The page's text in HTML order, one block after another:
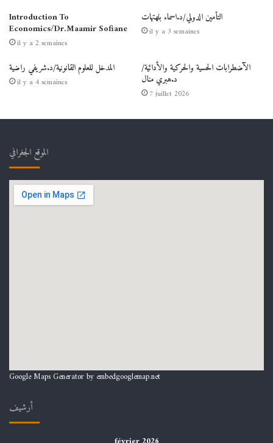
Introduction To
Economics/Dr.Maamir Sofiane
il y a 2 semaines
التأمين الدولي/د.اسماء بلهتهات
il y a 3 semaines
المدخل للعلوم القانونية/د.شريفي راضية
il y a 4 semaines
الآضطرابات الحسية والحركية والأدائية/
د.هبري منال
7 juillet 2026
الموقع الجغرافي
Google Maps Generator by embedgooglemap.net
أرشيف